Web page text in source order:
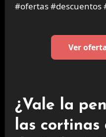
#ofertas #descuentos
Ver
¿Vale la
las